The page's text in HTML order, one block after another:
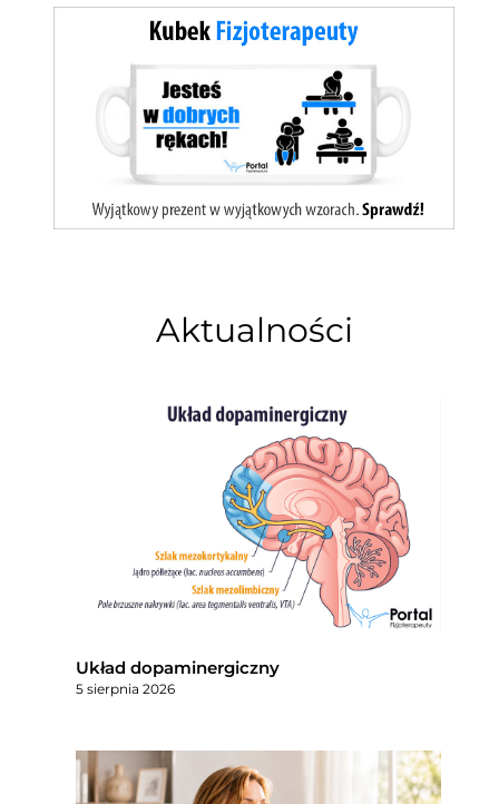
Aktualności
Układ dopaminergiczny
5 sierpnia 2026